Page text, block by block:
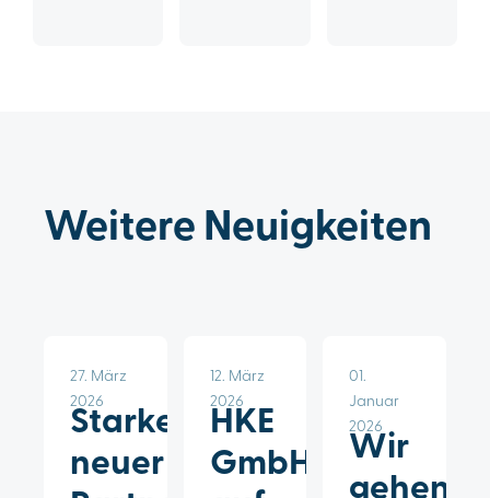
Weitere Neuigkeiten
27. März
2026
Starker
neuer
12. März
2026
HKE
GmbH
01.
Januar
2026
Wir
gehen